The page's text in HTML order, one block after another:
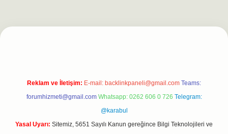
https://betexpergiris.casino/betexpergir.net
Reklam ve İletişim: E-mail: backlinkpaneli@gmail.com Teams:
forumhizmeti@gmail.com Whatsapp: 0262 606 0 726 Telegram:
@karabul
Yasal Uyarı: Sitemiz, 5651 Sayılı Kanun gereğince Bilgi Teknolojileri ve